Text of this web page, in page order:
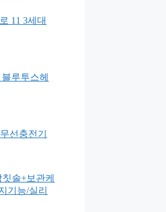
11 3세대
루투스헤
선충전기
솔+보관케
기능/실리